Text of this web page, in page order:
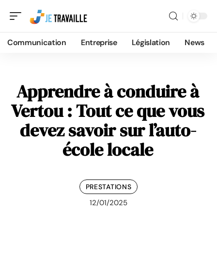
Communication Entreprise Législation News
Apprendre à conduire à
Vertou : Tout ce que vous
devez savoir sur l’auto-
école locale
PRESTATIONS
12/01/2025